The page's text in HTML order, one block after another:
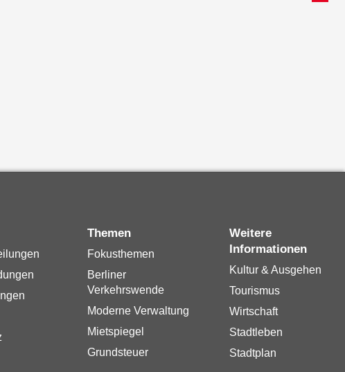
Themen
Fokusthemen
Berliner
Verkehrswende
Moderne Verwaltung
Mietspiegel
Grundsteuer
Weitere
Informationen
Kultur & Ausgehen
Tourismus
Wirtschaft
Stadtleben
Stadtplan